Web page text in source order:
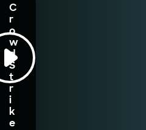
C
r
o
w
d
S
t
r
i
k
e